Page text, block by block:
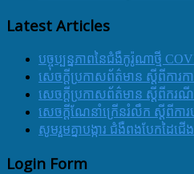
Latest Articles
បច្ចុប្បន្នភាពនៃជំងឺកូរ៉ូណាថ្មី
សេចក្តីប្រកាសព័ត៌មាន ស្តីពីការ
សេចក្តីប្រកាសព័ត៌មាន ស្តីពីករ
សេចក្ដីណែនាំក្រើនរំលឹក ស្ដីពីការ
សូមរួមគ្នាបង្ការ ជំងឺពងបែកដៃជើង
Login Form